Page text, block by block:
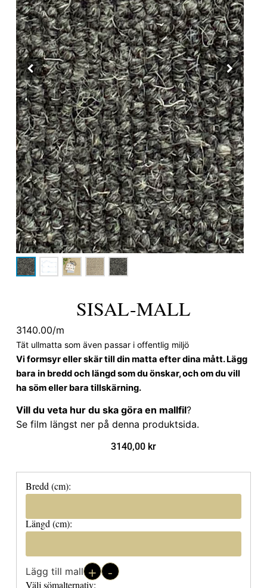
SISAL-MALL
3140.00/m
Tät ullmatta som även passar i offentlig miljö
Vi formsyr eller skär till din matta efter dina mått. Lägg
bara in bredd och längd som du önskar, och om du vill
ha söm eller bara tillskärning.
Vill du veta hur du ska göra en mallfil?
Se film längst ner på denna produktsida.
3140,00 kr
Bredd (cm):
Längd (cm):
Lägg till mall + -
Välj sömalternativ: